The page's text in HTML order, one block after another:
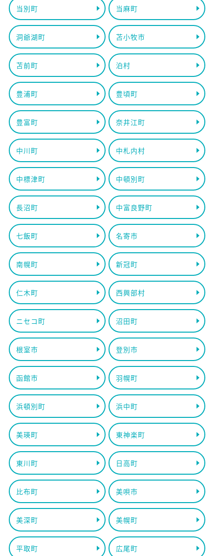
当別町 当麻町
洞爺湖町 苫小牧市
苫前町 泊村
豊浦町 豊頃町
豊富町 奈井江町
中川町 中札内村
中標津町 中頓別町
長沼町 中富良野町
七飯町 名寄市
南幌町 新冠町
仁木町 西興部村
ニセコ町 沼田町
根室市 登別市
函館市 羽幌町
浜頓別町 浜中町
美瑛町 東神楽町
東川町 日高町
比布町 美唄市
美深町 美幌町
平取町 広尾町